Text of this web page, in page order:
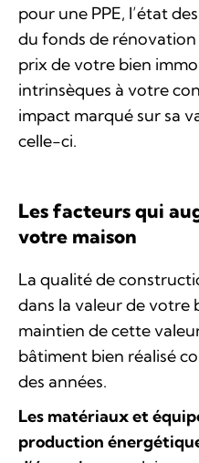
pour une PPE, l’état
du fonds de
prix de votre bien
intrinsèques à votre
impact marqué sur sa
celle-ci.
Les facteurs qui
votre maison
La qualité de
dans la valeur de votre
maintien de cette
bâtiment bien réalisé
des années.
Les matériaux et
production